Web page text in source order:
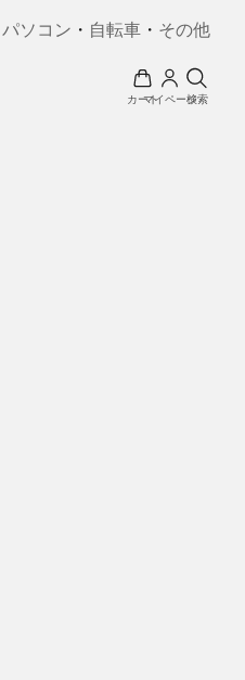
パソコン ・ 自転車 ・ その他
カートマイページ検索